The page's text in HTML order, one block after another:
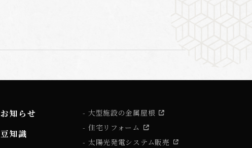
お知らせ
豆知識
大型施設の金属屋根
住宅リフォーム
太陽光発電システム販売